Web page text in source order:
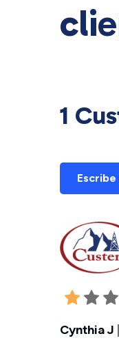
1
Escribe
Cynthia J